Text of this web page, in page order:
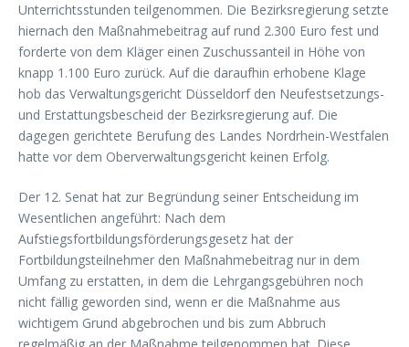
Unterrichtsstunden teilgenommen. Die Bezirksregierung setzte
hiernach den Maßnahmebeitrag auf rund 2.300 Euro fest und
forderte von dem Kläger einen Zuschussanteil in Höhe von
knapp 1.100 Euro zurück. Auf die daraufhin erhobene Klage
hob das Verwaltungsgericht Düsseldorf den Neufestsetzungs-
und Erstattungsbescheid der Bezirksregierung auf. Die
dagegen gerichtete Berufung des Landes Nordrhein-Westfalen
hatte vor dem Oberverwaltungsgericht keinen Erfolg.
Der 12. Senat hat zur Begründung seiner Entscheidung im
Wesentlichen angeführt: Nach dem
Aufstiegsfortbildungsförderungsgesetz hat der
Fortbildungsteilnehmer den Maßnahmebeitrag nur in dem
Umfang zu erstatten, in dem die Lehrgangsgebühren noch
nicht fällig geworden sind, wenn er die Maßnahme aus
wichtigem Grund abgebrochen und bis zum Abbruch